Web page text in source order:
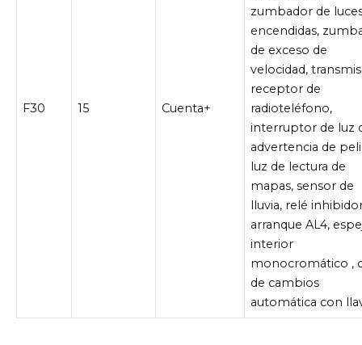
F30 15 Cuenta+
zumbador de
encendidas,
de exceso de
velocidad,
receptor de
radioteléfono,
interruptor de luz
advertencia de
luz de lectura de
mapas, sensor de
lluvia, relé
arranque AL4,
interior
monocromático ,
de cambios
automática con